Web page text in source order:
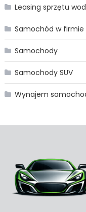
Leasing sprzętu
Samochód w firmie
Samochody
Samochody SUV
Wynajem